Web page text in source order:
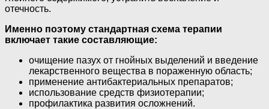
отечность.
Именно поэтому стандартная схема терапии
включает такие составляющие:
очищение пазух от гнойных выделений и введение
лекарственного вещества в пораженную область;
применение антибактериальных препаратов;
использование средств физиотерапии;
профилактика развития осложнений.